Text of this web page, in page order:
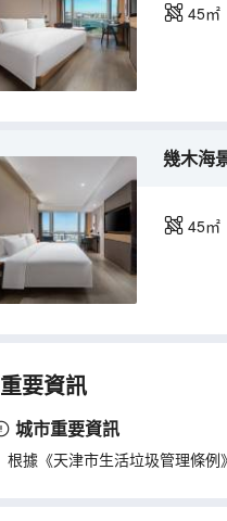
45㎡
幾木海
45㎡
重要資訊
城市重要資訊
根據《天津市生活垃圾管理條例